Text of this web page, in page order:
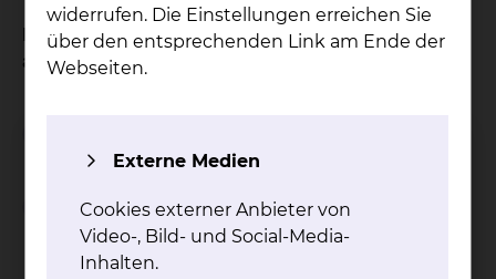
Eine Reservierung des Familienzimmers ist vor
ab nicht möglich.
Einschränkungen bei
Inanspruchnahme von
Wahlleistungen
widerrufen. Die Einstellungen erreichen Sie
über den entsprechenden Link am Ende der
Webseiten.
Externe Medien
Cookies externer Anbieter von
Video-, Bild- und Social-Media-
Inhalten.